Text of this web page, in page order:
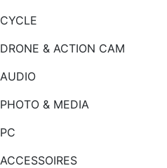
CYCLE
DRONE & ACTION CAM
AUDIO
PHOTO & MEDIA
PC
ACCESSOIRES